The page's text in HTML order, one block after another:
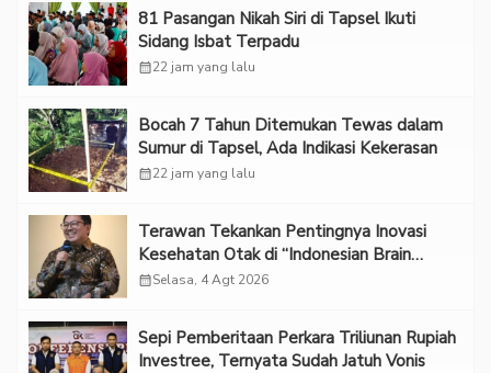
81 Pasangan Nikah Siri di Tapsel Ikuti
Sidang Isbat Terpadu
calendar_month22 jam yang lalu
Bocah 7 Tahun Ditemukan Tewas dalam
Sumur di Tapsel, Ada Indikasi Kekerasan
calendar_month22 jam yang lalu
Terawan Tekankan Pentingnya Inovasi
Kesehatan Otak di “Indonesian Brain
Forum 2026 UPN Veteran Jakarta”
calendar_monthSelasa, 4 Agt 2026
Sepi Pemberitaan Perkara Triliunan Rupiah
Investree, Ternyata Sudah Jatuh Vonis